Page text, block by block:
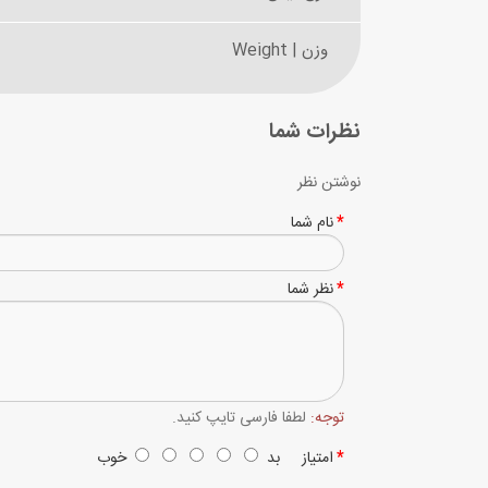
وزن | Weight
نظرات شما
نوشتن نظر
نام شما
نظر شما
توجه: لطفا فارسی تایپ کنید.
امتیازبد خوب